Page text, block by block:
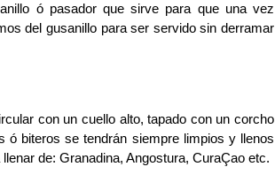
ó pasador que sirve para que una vez
del gusanillo para ser servido sin derramar
con un cuello alto, tapado con un corcho
ó biteros se tendrán siempre limpios y llenos
de: Granadina, Angostura, CuraÇao etc.